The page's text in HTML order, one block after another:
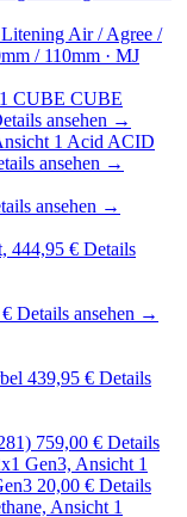
Air / Agree /
/ 110mm · MJ
CUBE CUBE
ansehen →
Acid ACID
ansehen →
ansehen →
444,95 € Details
Details ansehen →
439,95 € Details
759,00 € Details
20,00 € Details